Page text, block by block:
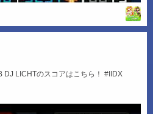
DJ LICHTのスコアはこちら！ #IIDX